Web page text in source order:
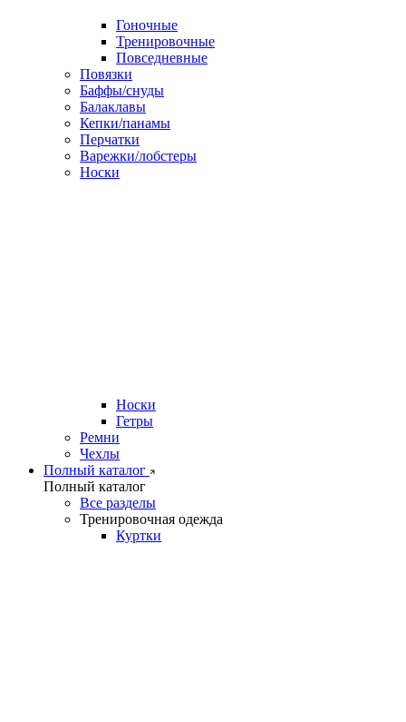
Гоночные
Тренировочные
Повседневные
Повязки
Баффы/снуды
Балаклавы
Кепки/панамы
Перчатки
Варежки/лобстеры
Носки
Носки
Гетры
Ремни
Чехлы
Полный каталог
Полный каталог
Все разделы
Тренировочная одежда
Куртки